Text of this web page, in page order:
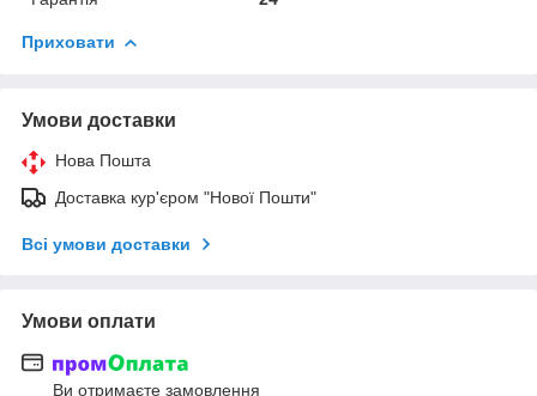
Приховати
Умови доставки
Нова Пошта
Доставка кур'єром "Нової Пошти"
Всі умови доставки
Умови оплати
Ви отримаєте замовлення